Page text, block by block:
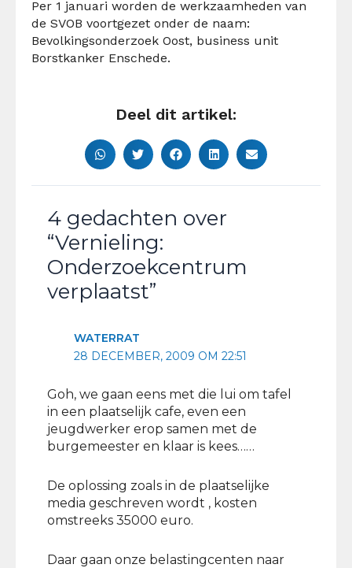
Per 1 januari worden de werkzaamheden van
de SVOB voortgezet onder de naam:
Bevolkingsonderzoek Oost, business unit
Borstkanker Enschede.
Deel dit artikel:
4 gedachten over
“Vernieling:
Onderzoekcentrum
verplaatst”
WATERRAT
28 DECEMBER, 2009 OM 22:51
Goh, we gaan eens met die lui om tafel
in een plaatselijk cafe, even een
jeugdwerker erop samen met de
burgemeester en klaar is kees……
De oplossing zoals in de plaatselijke
media geschreven wordt , kosten
omstreeks 35000 euro.
Daar gaan onze belastingcenten naar